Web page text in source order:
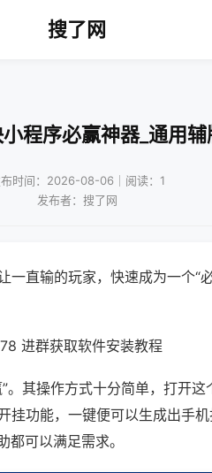
搜了网
程序必赢神器_通用
时间：2026-08-06｜阅读：1
发布者：搜了网
一直输的玩家，快速成为一个“
进群获取软件安装教程
。其操作方式十分简单，打开
挂功能，一键便可以生成出手
可以满足需求。